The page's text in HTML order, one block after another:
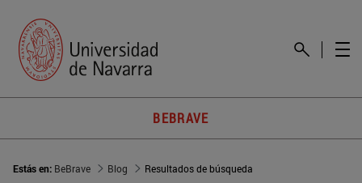
BEBRAVE
Estás en: BeBrave Blog Resultados de búsqueda